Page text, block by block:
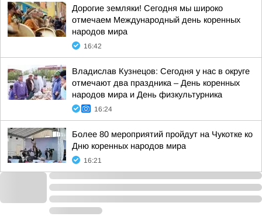
Дорогие земляки! Сегодня мы широко
отмечаем Международный день коренных
народов мира
16:42
Владислав Кузнецов: Сегодня у нас в округе
отмечают два праздника – День коренных
народов мира и День физкультурника
16:24
Более 80 мероприятий пройдут на Чукотке ко
Дню коренных народов мира
16:21